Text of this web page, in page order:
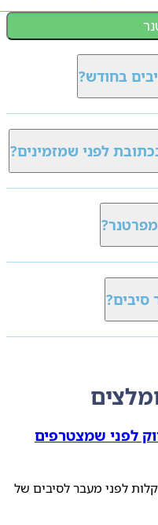
בחודש?
לפני שמזמינים?
לבדוק לפני שמצטרפים
מעבר לסיבים של